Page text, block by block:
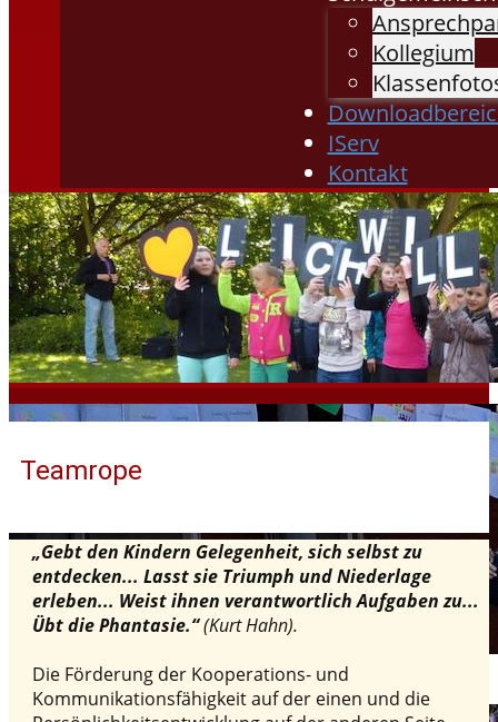
Kollegium
IServ
Kontakt
Teamrope
„Gebt den Kindern Gelegenheit, sich selbst zu
entdecken... Lasst sie Triumph und Niederlage
erleben... Weist ihnen verantwortlich Aufgaben zu...
Übt die Phantasie.“(Kurt Hahn).
Die Förderung der Kooperations- und
Kommunikationsfähigkeit auf der einen und die